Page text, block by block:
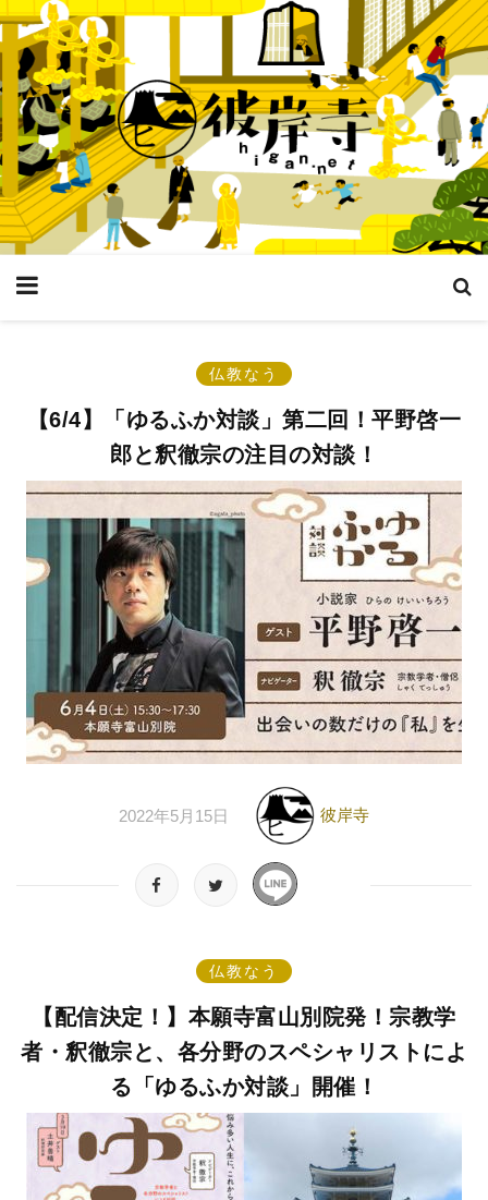
仏教なう
【6/4】「ゆるふか対談」第二回！平野啓一
郎と釈徹宗の注目の対談！
2022年5月15日 彼岸寺
仏教なう
【配信決定！】本願寺富山別院発！宗教学
者・釈徹宗と、各分野のスペシャリストによ
る「ゆるふか対談」開催！